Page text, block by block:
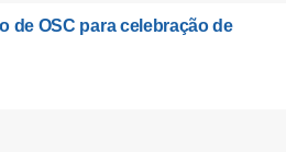
de OSC para celebração de